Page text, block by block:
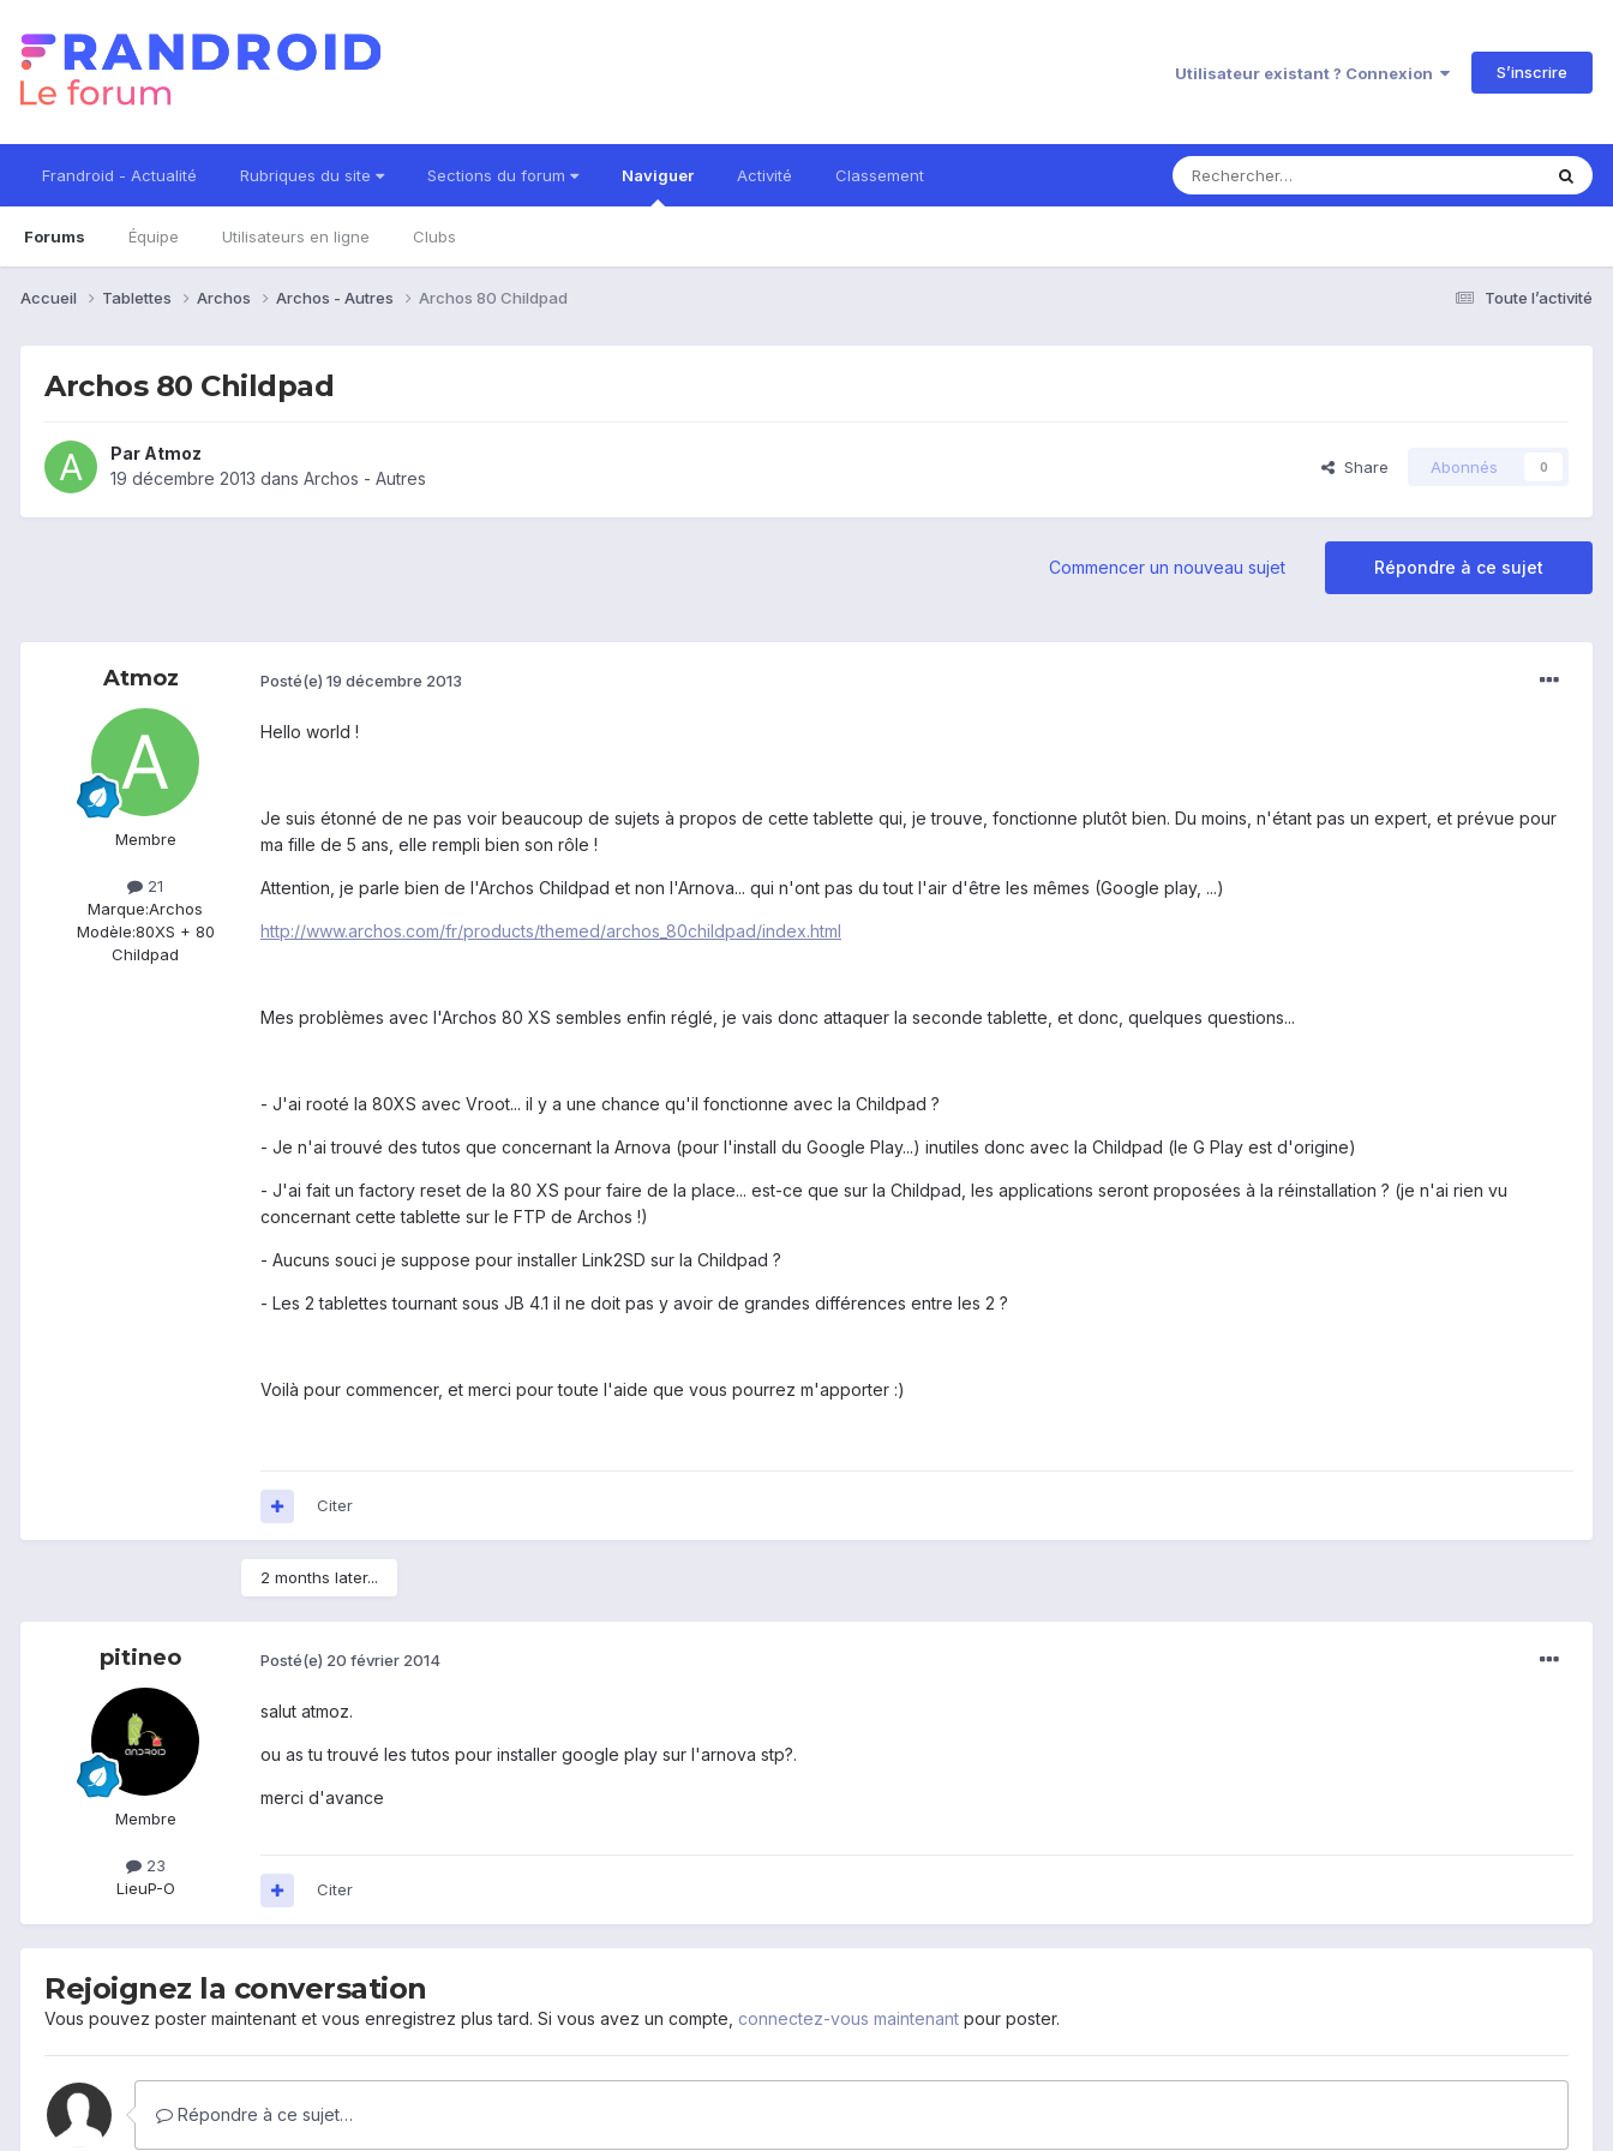
Utilisateur existant ? Connexion S’inscrire
Frandroid - Actualité Rubriques du site Sections du forum Naviguer
Forums Équipe Utilisateurs en ligne Clubs
Activité Classement
Toute l’activité
Accueil Tablettes Archos Archos - Autres Archos 80 Childpad
Archos 80 Childpad
Par Atmoz
19 décembre 2013 dans Archos - Autres
Share Abonnés 0
Répondre à ce sujet
Commencer un nouveau sujet
Atmoz
Membre
21
Marque:Archos
Modèle:80XS + 80
Childpad
Posté(e) 19 décembre 2013
Hello world !
Je suis étonné de ne pas voir beaucoup de sujets à propos de cette tablette qui, je trouve, fonctionne plutôt bien. Du moins, n'étant pas un expert, et prévue pour
ma fille de 5 ans, elle rempli bien son rôle !
Attention, je parle bien de l'Archos Childpad et non l'Arnova... qui n'ont pas du tout l'air d'être les mêmes (Google play, ...)
http://www.archos.com/fr/products/themed/archos_80childpad/index.html
Mes problèmes avec l'Archos 80 XS sembles enfin réglé, je vais donc attaquer la seconde tablette, et donc, quelques questions...
- J'ai rooté la 80XS avec Vroot... il y a une chance qu'il fonctionne avec la Childpad ?
- Je n'ai trouvé des tutos que concernant la Arnova (pour l'install du Google Play...) inutiles donc avec la Childpad (le G Play est d'origine)
- J'ai fait un factory reset de la 80 XS pour faire de la place... est-ce que sur la Childpad, les applications seront proposées à la réinstallation ? (je n'ai rien vu
concernant cette tablette sur le FTP de Archos !)
- Aucuns souci je suppose pour installer Link2SD sur la Childpad ?
- Les 2 tablettes tournant sous JB 4.1 il ne doit pas y avoir de grandes différences entre les 2 ?
Voilà pour commencer, et merci pour toute l'aide que vous pourrez m'apporter :)
Citer
2 months later...
pitineo
Membre
23
LieuP-O
Posté(e) 20 février 2014
salut atmoz.
ou as tu trouvé les tutos pour installer google play sur l'arnova stp?.
merci d'avance
Citer
Rejoignez la conversation
Vous pouvez poster maintenant et vous enregistrez plus tard. Si vous avez un compte, connectez-vous maintenant pour poster.
Répondre à ce sujet…